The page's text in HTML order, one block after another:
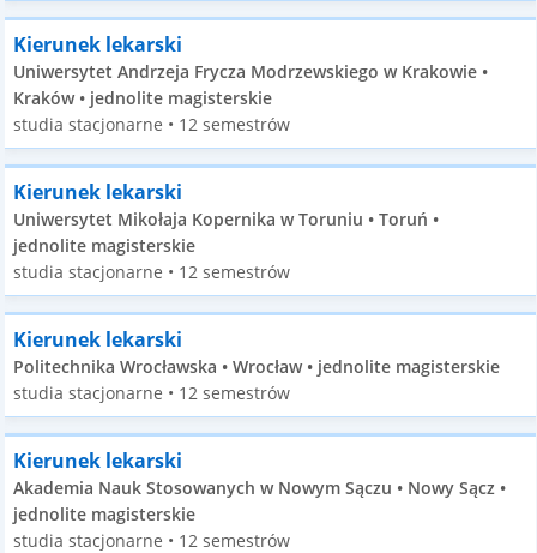
Kierunek lekarski
Uniwersytet Andrzeja Frycza Modrzewskiego w Krakowie •
Kraków • jednolite magisterskie
studia stacjonarne • 12 semestrów
Kierunek lekarski
Uniwersytet Mikołaja Kopernika w Toruniu • Toruń •
jednolite magisterskie
studia stacjonarne • 12 semestrów
Kierunek lekarski
Politechnika Wrocławska • Wrocław • jednolite magisterskie
studia stacjonarne • 12 semestrów
Kierunek lekarski
Akademia Nauk Stosowanych w Nowym Sączu • Nowy Sącz •
jednolite magisterskie
studia stacjonarne • 12 semestrów